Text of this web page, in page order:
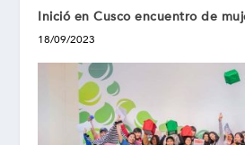
Inició en Cusco encuentro de
18/09/2023